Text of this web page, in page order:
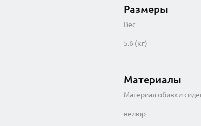
Размеры
Вес
5.6 (кг)
Материалы
Материал обивки
велюр